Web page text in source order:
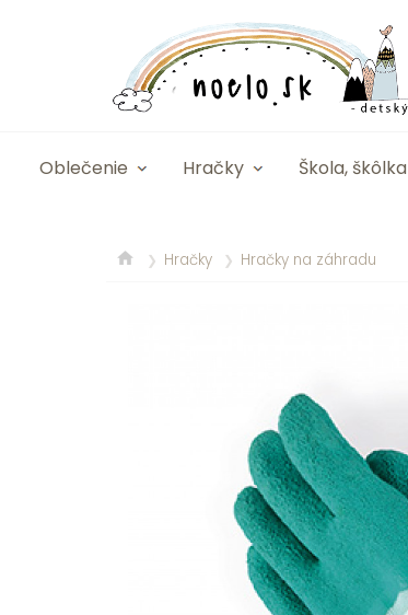
Oblečenie Hračky Škola, škôlka
❯ Hračky ❯ Hračky na záhradu